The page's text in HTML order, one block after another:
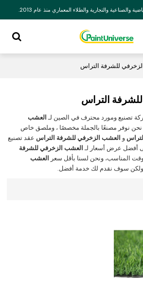
والتجارية والطلاء المعماري منذ عام 2013.
للشرفة التراس
التراس
تصنيع ومورد محترف في الصين لـالعشب
نحن نوفر مصنعًا بالجملة مخصصًا ، وملصق خاص
و العشب الزخرفي للشرفة التراس عقد تصنيع
أفضل عرض أسعار لـالعشب الزخرفي للشرفة
المناسب، ونحن لسنا بأقل سعر العشب
ولكن سوف نقدم لك خدمة أفضل.